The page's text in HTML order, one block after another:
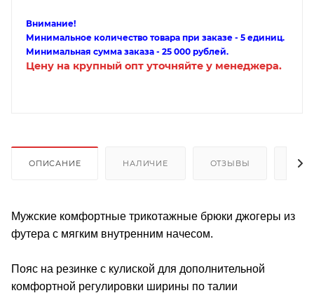
Внимание!
Минимальное количество товара при заказе - 5 единиц.
Минимальная сумма заказа - 25 000 рублей.
Цену на крупный опт уточняйте у менеджера.
ОПИСАНИЕ НАЛИЧИЕ ОТЗЫВЫ
Мужские комфортные трикотажные брюки джогеры из
футера с мягким внутренним начесом.
Пояс на резинке с кулиской для дополнительной
комфортной регулировки ширины по талии